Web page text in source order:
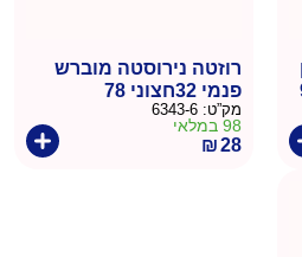
רוזטה נירוסטה מוברש
פנמי 32חצוני 78
מק”ט: 6343-6
98 במלאי
₪28